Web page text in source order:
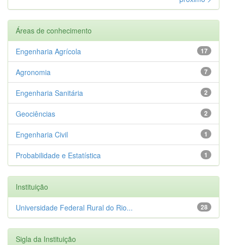
Áreas de conhecimento
17
Engenharia Agrícola
7
Agronomia
2
Engenharia Sanitária
2
Geociências
1
Engenharia Civil
1
Probabilidade e Estatística
Instituição
28
Universidade Federal Rural do Rio...
Sigla da Instituição